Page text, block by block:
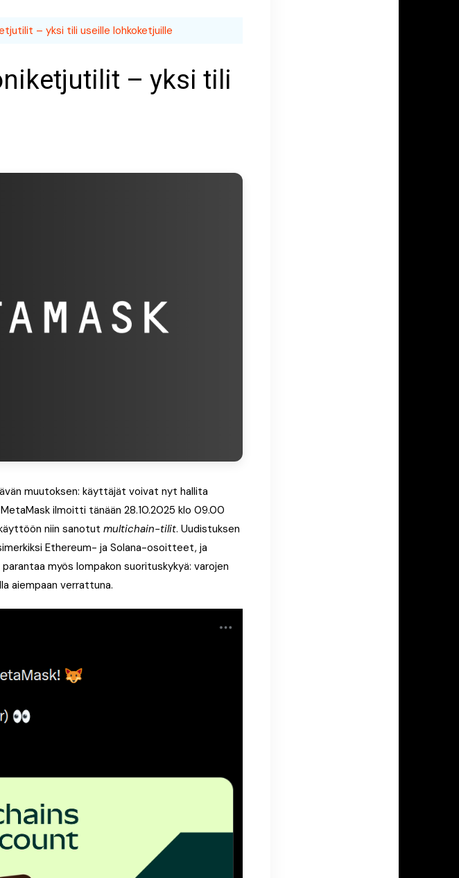
– yksi tili useille lohkoketjuille
– yksi tili
muutoksen: käyttäjät voivat nyt hallita
ilmoitti tänään 28.10.2025 klo 09.00
niin sanotut multichain-tilit. Uudistuksen
Ethereum- ja Solana-osoitteet, ja
myös lompakon suorituskykyä: varojen
aiempaan verrattuna.